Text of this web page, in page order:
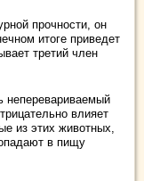
прочности, он
итоге приведет
третий член
неперевариваемый
влияет
из этих животных,
в пищу